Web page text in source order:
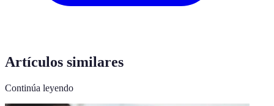
Artículos similares
Continúa leyendo